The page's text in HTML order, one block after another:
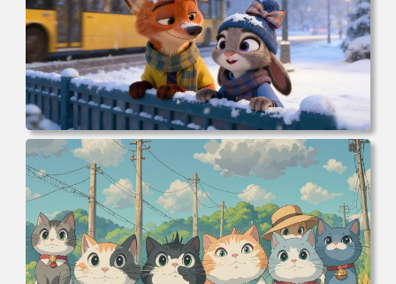
电脑壁纸 动漫 冬季 公交车 朱迪狐尼克 4K 电脑壁纸 3840x2
160 电脑桌面 高清壁纸 壁纸下载 壁纸大全